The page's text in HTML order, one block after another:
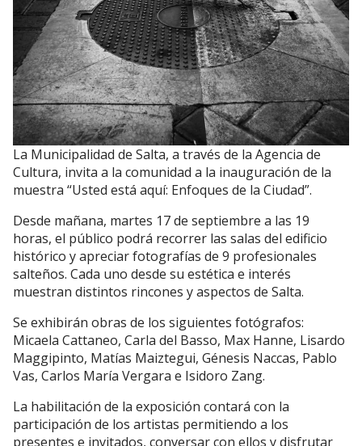
La Municipalidad de Salta, a través de la Agencia de
Cultura, invita a la comunidad a la inauguración de la
muestra “Usted está aquí: Enfoques de la Ciudad”.
Desde mañana, martes 17 de septiembre a las 19
horas, el público podrá recorrer las salas del edificio
histórico y apreciar fotografías de 9 profesionales
salteños. Cada uno desde su estética e interés
muestran distintos rincones y aspectos de Salta.
Se exhibirán obras de los siguientes fotógrafos:
Micaela Cattaneo, Carla del Basso, Max Hanne, Lisardo
Maggipinto, Matías Maiztegui, Génesis Naccas, Pablo
Vas, Carlos María Vergara e Isidoro Zang.
La habilitación de la exposición contará con la
participación de los artistas permitiendo a los
presentes e invitados, conversar con ellos y disfrutar